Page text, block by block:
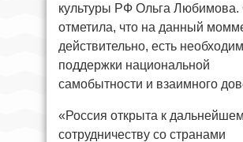
культуры РФ Ольга Любимова.
отметила, что на данный
действительно, есть
поддержки национальной
самобытности и взаимного
«Россия открыта к
сотрудничеству со странами